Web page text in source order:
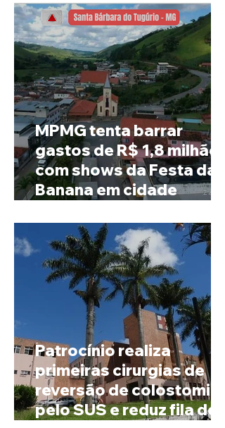
MPMG tenta barrar
gastos de R$ 1,8 milhão
com shows da Festa da
Banana em cidade
4 mil habitantes
Patrocínio realiza
primeiras cirurgias de
reversão de colostomia
pelo SUS e reduz fila de